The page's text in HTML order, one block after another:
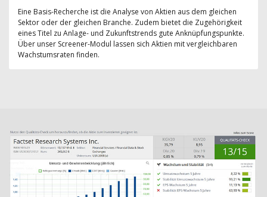
Eine Basis-Recherche ist die Analyse von Aktien aus dem gleichen
Sektor oder der gleichen Branche. Zudem bietet die Zugehörigkeit
eines Titel zu Anlage- und Zukunftstrends gute Anknüpfungspunkte.
Über unser Screener-Modul lassen sich Aktien mit vergleichbaren
Wachstumsraten finden.